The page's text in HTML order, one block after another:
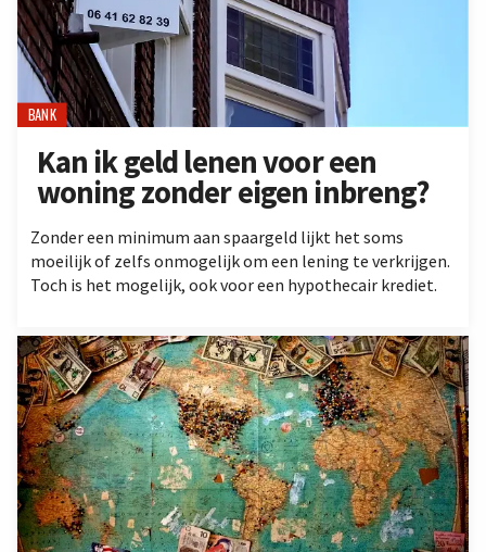
BANK
Kan ik geld lenen voor een
woning zonder eigen inbreng?
Zonder een minimum aan spaargeld lijkt het soms
moeilijk of zelfs onmogelijk om een lening te verkrijgen.
Toch is het mogelijk, ook voor een hypothecair krediet.